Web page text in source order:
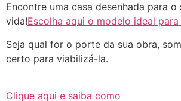
Encontre uma casa desenhada para
vida!Escolha aqui o modelo ideal
Seja qual for o porte da sua obra,
certo para viabilizá-la.
Clique aqui e saiba como